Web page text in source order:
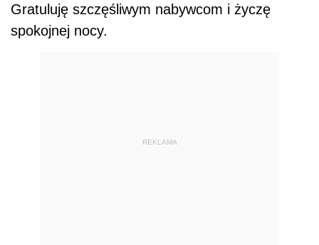
Gratuluję szczęśliwym nabywcom i życzę
spokojnej nocy.
REKLAMA